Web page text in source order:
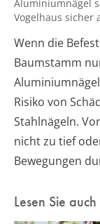
Aluminiumnägel
Vogelhaus sicher
Wenn die
Baumstamm
Risiko von
Stahlnägeln.
nicht zu tief
Bewegungen
Lesen Sie auch